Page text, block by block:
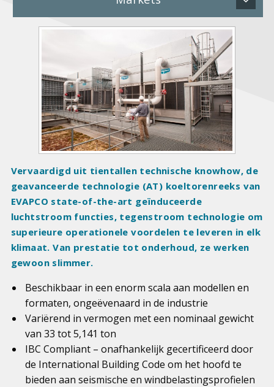
a
g
e
s
Vervaardigd uit tientallen technische knowhow, de
geavanceerde technologie (AT) koeltorenreeks van
EVAPCO state-of-the-art geïnduceerde
luchtstroom functies, tegenstroom technologie om
superieure operationele voordelen te leveren in elk
klimaat. Van prestatie tot onderhoud, ze werken
gewoon slimmer.
Beschikbaar in een enorm scala aan modellen en
formaten, ongeëvenaard in de industrie
Variërend in vermogen met een nominaal gewicht
van 33 tot 5,141 ton
IBC Compliant – onafhankelijk gecertificeerd door
de International Building Code om het hoofd te
bieden aan seismische en windbelastingsprofielen